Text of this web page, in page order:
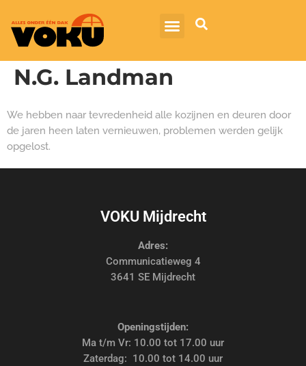
N.G. Landman
We hebben naar tevredenheid alle kozijnen en deuren door
de jaren heen laten vernieuwen, problemen werden gelijk
opgelost.
VOKU Mijdrecht
Adres:
Communicatieweg 4
3641 SE Mijdrecht
Openingstijden:
Ma t/m Vr: 10.00 tot 17.00 uur
Zaterdag: 10.00 tot 14.00 uur